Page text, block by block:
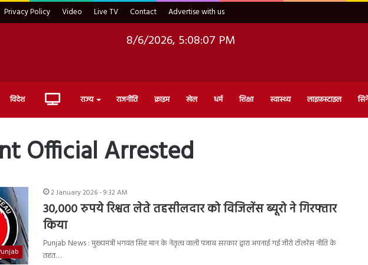
Privacy Policy Video Live TV Contact Advertise with us
8/6/2026, 5:08:08 PM
विदेश Live राज्य राजनीति क्राइम खेल धर्म शिक्षा स्वास्थ्य लाइफ़स्टाइल
Official Arrested
2 January 2026 - 9:32 AM
30,000 रुपये रिश्वत लेते तहसीलदार को विजिलेंस ब्यूरो ने गिरफ्तार
किया
Punjab News : मुख्यमंत्री भगवंत सिंह मान के नेतृत्व वाली पंजाब सरकार द्वारा अपनाई गई जीरो टॉलरेंस नीति के
तहत…